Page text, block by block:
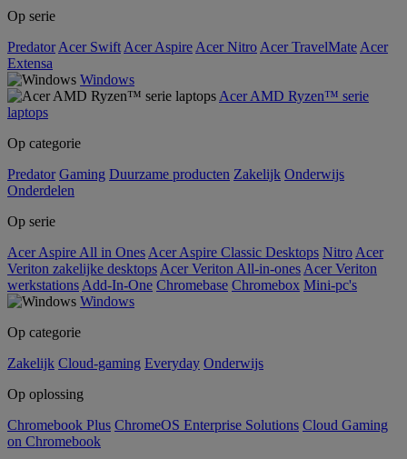
Op serie
Predator Acer Swift Acer Aspire Acer Nitro Acer TravelMate Acer
Extensa
Windows
Acer AMD Ryzen™ serie
laptops
Op categorie
Predator Gaming Duurzame producten Zakelijk Onderwijs
Onderdelen
Op serie
Acer Aspire All in Ones Acer Aspire Classic Desktops Nitro Acer
Veriton zakelijke desktops Acer Veriton All-in-ones Acer Veriton
werkstations Add-In-One Chromebase Chromebox Mini-pc's
Windows
Op categorie
Zakelijk Cloud-gaming Everyday Onderwijs
Op oplossing
Chromebook Plus ChromeOS Enterprise Solutions Cloud Gaming
on Chromebook